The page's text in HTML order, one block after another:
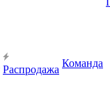
Распродажа
Команда